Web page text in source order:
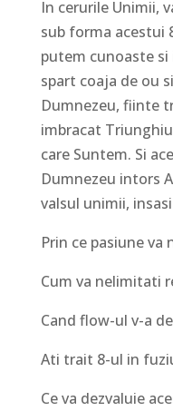
In cerurile Unimii,
sub forma acestui
putem cunoaste si
spart coaja de ou
Dumnezeu, fiinte
imbracat
care Suntem. Si
Dumnezeu intors
valsul unimii,
Prin ce pasiune va
Cum va nelimitati
Cand flow-ul v-a
Ati trait 8-ul in
Ce va dezvaluie